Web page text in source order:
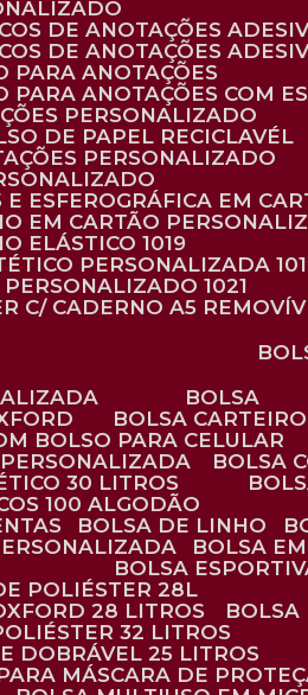
DE ANOTAÇÕES
DE ANOTAÇÕES
PARA ANOTAÇÕES
PARA ANOTAÇÕES COM
PERSONALIZADO
DE PAPEL RECICLAVÉL
PERSONALIZADO
E ESFEROGRÁFICA EM
EM CARTÃO
ELÁSTICO 1019
PERSONALIZADA
PERSONALIZADO 1021
C/ CADERNO A5
BOLSA
BOLSA
BOLSO PARA CELULAR
PERSONALIZADA
BOLSA
30 LITROS
100 ALGODÃO
BOLSA DE LINHO
BOLSA
BOLSA
POLIÉSTER 28L
28 LITROS
32 LITROS
E DOBRÁVEL 25 LITROS
MÁSCARA DE